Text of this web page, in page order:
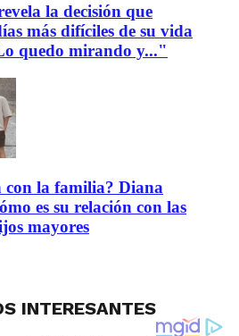
la decisión que
más difíciles de su vida
quedo mirando y..."
con la familia? Diana
es su relación con las
mayores
INTERESANTES